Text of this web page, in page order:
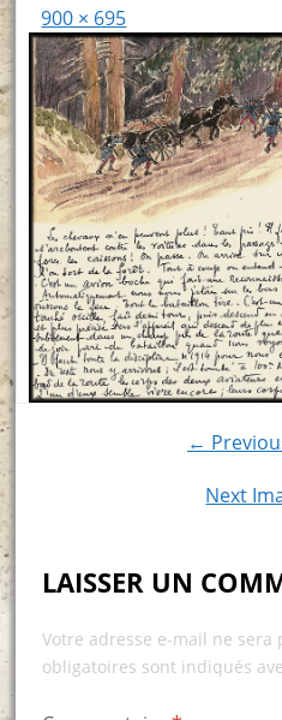
900 × 695
←
Next
LAISSER UN
Votre adresse e-mail ne sera
obligatoires sont indiqués